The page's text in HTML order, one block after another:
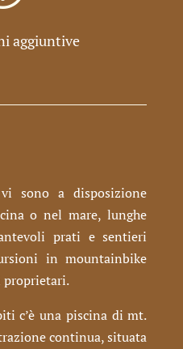
aggiuntive
sono a disposizione
o nel mare, lunghe
prati e sentieri
in mountainbike
proprietari.
c’è una piscina di mt.
continua, situata